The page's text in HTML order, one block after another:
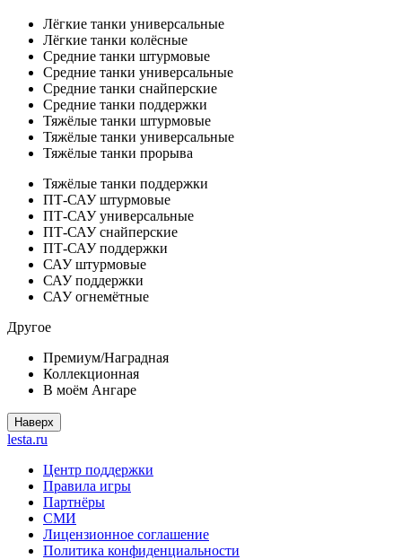
Лёгкие танки универсальные
Лёгкие танки колёсные
Средние танки штурмовые
Средние танки универсальные
Средние танки снайперские
Средние танки поддержки
Тяжёлые танки штурмовые
Тяжёлые танки универсальные
Тяжёлые танки прорыва
Тяжёлые танки поддержки
ПТ-САУ штурмовые
ПТ-САУ универсальные
ПТ-САУ снайперские
ПТ-САУ поддержки
САУ штурмовые
САУ поддержки
САУ огнемётные
Другое
Премиум/Наградная
Коллекционная
В моём Ангаре
Наверх
lesta.ru
Центр поддержки
Правила игры
Партнёры
СМИ
Лицензионное соглашение
Политика конфиденциальности